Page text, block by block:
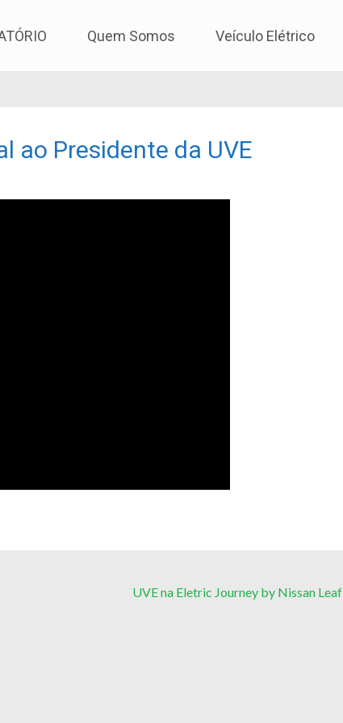
Quem Somos Veículo Elétrico
ao Presidente da UVE
UVE na Eletric Journey by Nissan Leaf